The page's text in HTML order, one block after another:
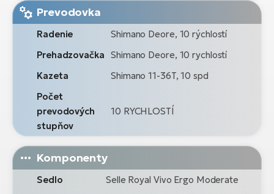
Prevodovka
Radenie
Shimano Deore, 10 rýchlostí
Prehadzovačka Shimano Deore, 10 rychlostí
Kazeta
Shimano 11-36T, 10 spd
Počet
prevodových
stupňov
10 RYCHLOSTÍ
Komponenty
Sedlo Selle Royal Vivo Ergo Moderate